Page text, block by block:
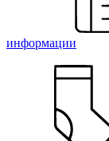
информации